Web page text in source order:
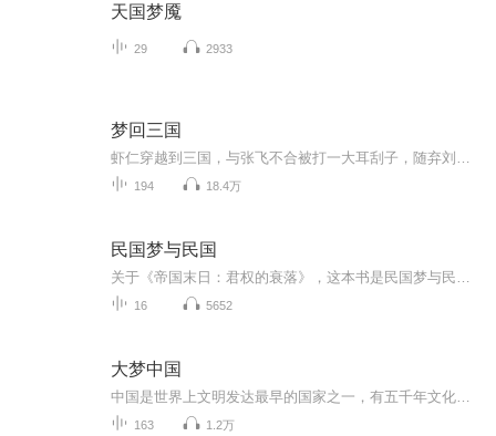
天国梦魇
29 2933
梦回三国
194 18.4万
民国梦与民国
16 5652
大梦中国
163 1.2万